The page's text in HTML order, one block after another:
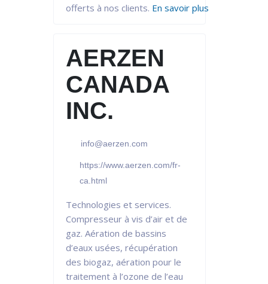
offerts à nos clients. En savoir plus
AERZEN
CANADA
INC.
info@aerzen.com
https://www.aerzen.com/fr-
ca.html
Technologies et services.
Compresseur à vis d’air et de
gaz. Aération de bassins
d’eaux usées, récupération
des biogaz, aération pour le
traitement à l’ozone de l’eau